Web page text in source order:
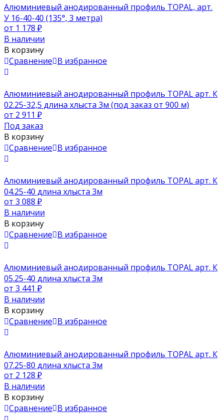
Алюминиевый анодированный профиль TOPAL, арт.
У 16-40-40 (135°, 3 метра)
от 1 178 ₽
В наличии
В корзину
Сравнение В избранное
Алюминиевый анодированный профиль TOPAL арт. К
02.25-32,5 длина хлыста 3м (под заказ от 900 м)
от 2 911 ₽
Под заказ
В корзину
Сравнение В избранное
Алюминиевый анодированный профиль TOPAL арт. К
04.25-40 длина хлыста 3м
от 3 088 ₽
В наличии
В корзину
Сравнение В избранное
Алюминиевый анодированный профиль TOPAL арт. К
05.25-40 длина хлыста 3м
от 3 441 ₽
В наличии
В корзину
Сравнение В избранное
Алюминиевый анодированный профиль TOPAL арт. К
07.25-80 длина хлыста 3м
от 2 128 ₽
В наличии
В корзину
Сравнение В избранное